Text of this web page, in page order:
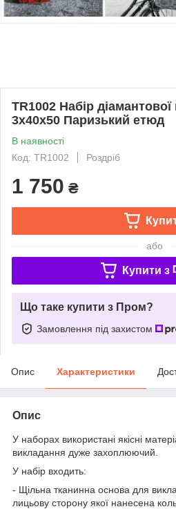
TR1002 Набір
3х40х50 Паризький етюд
В наявності
Код: TR1002
Роздріб
1 750 ₴
або
Купити з
Що таке купити з Пром?
Замовлення під захистом
Опис Характеристики
Опис
У наборах використані якісні
викладання дуже захоплюючий.
У набір входить:
- Щільна тканинна основа для
лицьову сторону якої нанесена